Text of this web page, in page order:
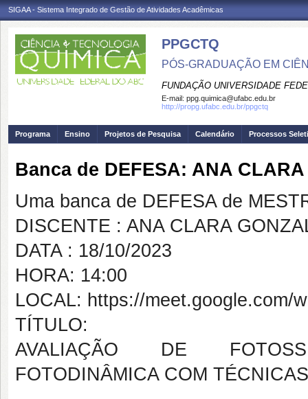
SIGAA - Sistema Integrado de Gestão de Atividades Acadêmicas
PPGCTQ
PÓS-GRADUAÇÃO EM
FUNDAÇÃO UNIVERSIDADE
E-mail: ppg.quimica@ufabc.edu.br
http://propg.ufabc.edu.br/ppgctq
Programa Ensino Projetos de Pesquisa Calendário Processos
Banca de DEFESA: ANA
Uma banca de DEFESA de
DISCENTE : ANA CLARA
DATA : 18/10/2023
HORA: 14:00
LOCAL: https://meet.google.com/
TÍTULO:
AVALIAÇÃO DE
FOTODINÂMICA COM